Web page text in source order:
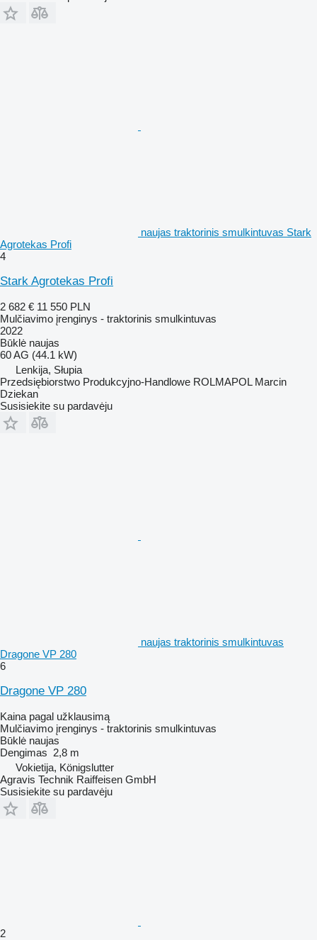
naujas traktorinis smulkintuvas Stark
Agrotekas Profi
4
Stark Agrotekas Profi
2 682 € 11 550 PLN
Mulčiavimo įrenginys - traktorinis smulkintuvas
2022
Būklė naujas
60 AG (44.1 kW)
Lenkija, Słupia
Przedsiębiorstwo Produkcyjno-Handlowe ROLMAPOL Marcin
Dziekan
Susisiekite su pardavėju
naujas traktorinis smulkintuvas
Dragone VP 280
6
Dragone VP 280
Kaina pagal užklausimą
Mulčiavimo įrenginys - traktorinis smulkintuvas
Būklė naujas
Dengimas 2,8 m
Vokietija, Königslutter
Agravis Technik Raiffeisen GmbH
Susisiekite su pardavėju
2